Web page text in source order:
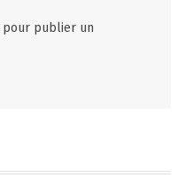
pour publier un